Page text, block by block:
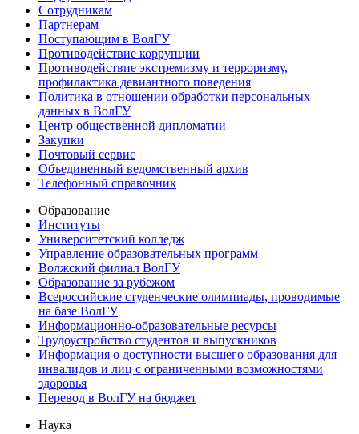
Сотрудникам
Партнерам
Поступающим в ВолГУ
Противодействие коррупции
Противодействие экстремизму и терроризму,
профилактика девиантного поведения
Политика в отношении обработки персональных
данных в ВолГУ
Центр общественной дипломатии
Закупки
Почтовый сервис
Объединенный ведомственный архив
Телефонный справочник
Образование
Институты
Университетский колледж
Управление образовательных программ
Волжский филиал ВолГУ
Образование за рубежом
Всероссийские студенческие олимпиады, проводимые
на базе ВолГУ
Информационно-образовательные ресурсы
Трудоустройство студентов и выпускников
Информация о доступности высшего образования для
инвалидов и лиц с ограниченными возможностями
здоровья
Перевод в ВолГУ на бюджет
Наука